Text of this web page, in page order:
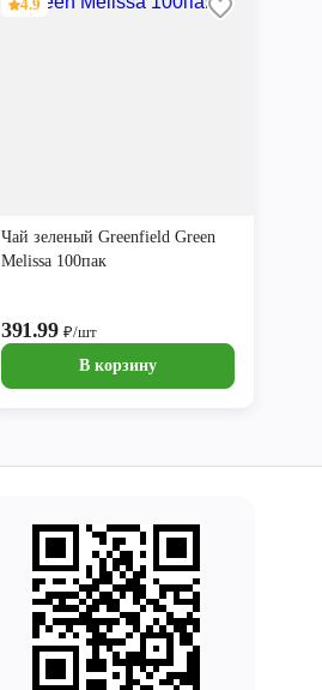
4.9
Чай зеленый Greenfield Green
Melissa 100пак
391.99₽/шт
В корзину